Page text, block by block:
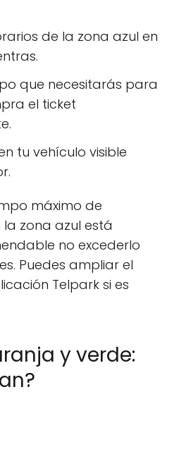
de la zona azul en
que necesitarás para
el ticket
tu vehículo visible
máximo de
zona azul está
no excederlo
Puedes ampliar el
Telpark si es
y verde: